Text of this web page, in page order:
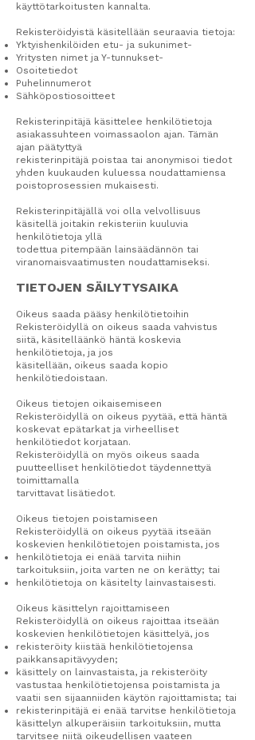
käyttötarkoitusten kannalta.
Rekisteröidyistä käsitellään seuraavia tietoja:
Yktyishenkilöiden etu- ja sukunimet-
Yritysten nimet ja Y-tunnukset-
Osoitetiedot
Puhelinnumerot
Sähköpostiosoitteet
Rekisterinpitäjä käsittelee henkilötietoja
asiakassuhteen voimassaolon ajan. Tämän
ajan päätyttyä
rekisterinpitäjä poistaa tai anonymisoi tiedot
yhden kuukauden kuluessa noudattamiensa
poistoprosessien mukaisesti.
Rekisterinpitäjällä voi olla velvollisuus
käsitellä joitakin rekisteriin kuuluvia
henkilötietoja yllä
todettua pitempään lainsäädännön tai
viranomaisvaatimusten noudattamiseksi.
TIETOJEN SÄILYTYSAIKA
Oikeus saada pääsy henkilötietoihin
Rekisteröidyllä on oikeus saada vahvistus
siitä, käsitelläänkö häntä koskevia
henkilötietoja, ja jos
käsitellään, oikeus saada kopio
henkilötiedoistaan.
Oikeus tietojen oikaisemiseen
Rekisteröidyllä on oikeus pyytää, että häntä
koskevat epätarkat ja virheelliset
henkilötiedot korjataan.
Rekisteröidyllä on myös oikeus saada
puutteelliset henkilötiedot täydennettyä
toimittamalla
tarvittavat lisätiedot.
Oikeus tietojen poistamiseen
Rekisteröidyllä on oikeus pyytää itseään
koskevien henkilötietojen poistamista, jos
henkilötietoja ei enää tarvita niihin
tarkoituksiin, joita varten ne on kerätty; tai
henkilötietoja on käsitelty lainvastaisesti.
Oikeus käsittelyn rajoittamiseen
Rekisteröidyllä on oikeus rajoittaa itseään
koskevien henkilötietojen käsittelyä, jos
rekisteröity kiistää henkilötietojensa
paikkansapitävyyden;
käsittely on lainvastaista, ja rekisteröity
vastustaa henkilötietojensa poistamista ja
vaatii sen sijaanniiden käytön rajoittamista; tai
rekisterinpitäjä ei enää tarvitse henkilötietoja
käsittelyn alkuperäisiin tarkoituksiin, mutta
tarvitsee niitä oikeudellisen vaateen